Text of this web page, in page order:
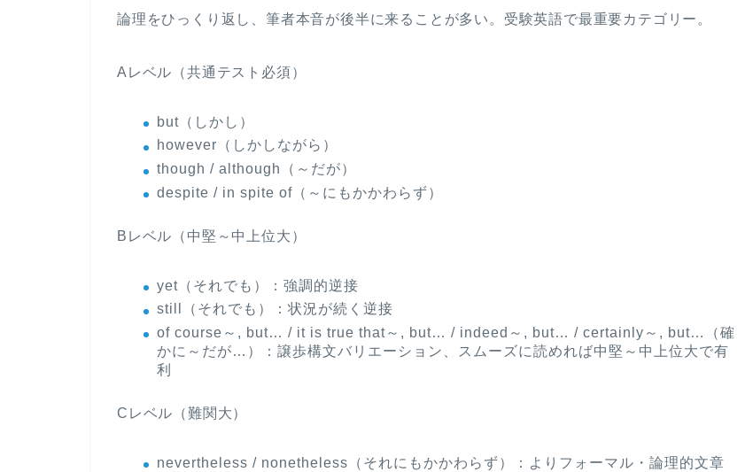
論理をひっくり返し、筆者本音が後半に来ることが多い。受験英語で最重要カテゴリー。
Aレベル（共通テスト必須）
but（しかし）
however（しかしながら）
though / although（～だが）
despite / in spite of（～にもかかわらず）
Bレベル（中堅～中上位大）
yet（それでも）
：強調的逆接
still（それでも）
：状況が続く逆接
of course～, but… / it is true that～, but… / indeed～, but… / certainly～, but…（確
かに～だが…）
：譲歩構文バリエーション、スムーズに読めれば中堅～中上位大で有
利
Cレベル（難関大）
nevertheless / nonetheless（それにもかかわらず）
：よりフォーマル・論理的文章